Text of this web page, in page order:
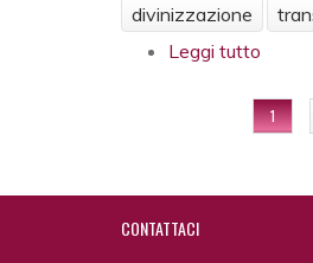
divinizzazione
Leggi tutto
1
CONTATTACI